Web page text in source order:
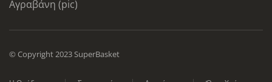
Αγραβάνη (pic)
© Copyright 2023 SuperBasket